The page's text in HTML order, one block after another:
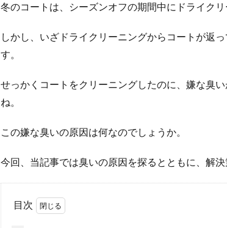
冬のコートは、シーズンオフの期間中にドライク
しかし、いざドライクリーニングからコートが返
す。
せっかくコートをクリーニングしたのに、嫌な臭
ね。
この嫌な臭いの原因は何なのでしょうか。
今回、当記事では臭いの原因を探るとともに、解決
目次